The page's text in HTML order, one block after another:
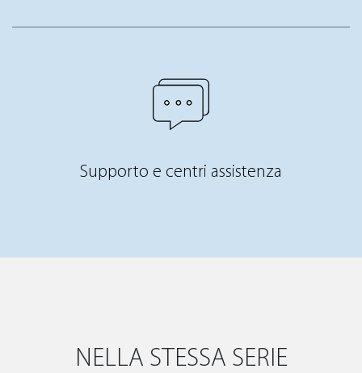
Supporto e centri assistenza
NELLA STESSA SERIE